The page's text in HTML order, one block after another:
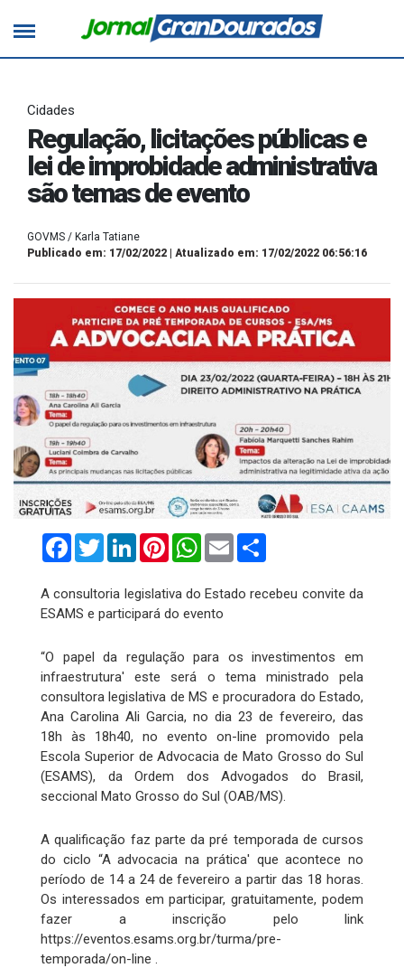
Cidades
Regulação, licitações públicas e
lei de improbidade administrativa
são temas de evento
GOVMS / Karla Tatiane
Publicado em: 17/02/2022 | Atualizado em: 17/02/2022 06:56:16
FacebookTwitterLinkedInPinterestWhatsApp
Email
A consultoria legislativa do Estado recebeu convite da
ESAMS e participará do evento
“O papel da regulação para os investimentos em
infraestrutura' este será o tema ministrado pela
consultora legislativa de MS e procuradora do Estado,
Ana Carolina Ali Garcia, no dia 23 de fevereiro, das
18h às 18h40, no evento on-line promovido pela
Escola Superior de Advocacia de Mato Grosso do Sul
(ESAMS), da Ordem dos Advogados do Brasil,
seccional Mato Grosso do Sul (OAB/MS).
A qualificação faz parte da pré temporada de cursos
do ciclo “A advocacia na prática' que acontece no
período de 14 a 24 de fevereiro a partir das 18 horas.
Os interessados em participar, gratuitamente, podem
fazer a inscrição pelo link
https://eventos.esams.org.br/turma/pre-
temporada/on-line .